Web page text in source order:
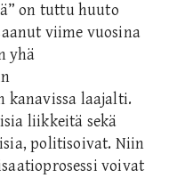
on tuttu huuto
viime vuosina
yhä
kanavissa laajalti.
liikkeitä sekä
politisoivat. Niin
voivat